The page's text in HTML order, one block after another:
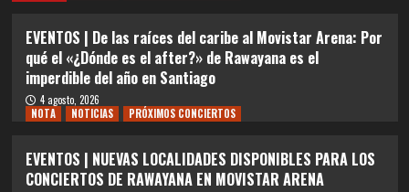
EVENTOS | De las raíces del caribe al Movistar Arena: Por
qué el «¿Dónde es el after?» de Rawayana es el
imperdible del año en Santiago
4 agosto, 2026
NOTA
NOTICIAS PRÓXIMOS CONCIERTOS
EVENTOS | NUEVAS LOCALIDADES DISPONIBLES PARA LOS
CONCIERTOS DE RAWAYANA EN MOVISTAR ARENA